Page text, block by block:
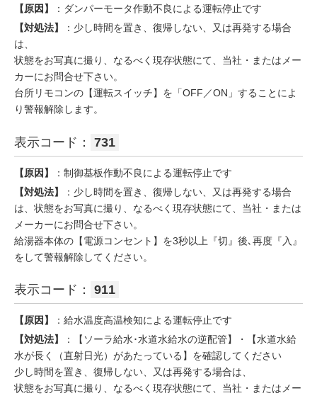
【原因】
：ダンパーモータ作動不良による運転停止です
【対処法】
：少し時間を置き、復帰しない、又は再発する場合
は、
状態をお写真に撮り、なるべく現存状態にて、当社・またはメー
カーにお問合せ下さい。
台所リモコンの【運転スイッチ】を「OFF／ON」することによ
り警報解除します。
表示コード： 731
【原因】
：制御基板作動不良による運転停止です
【対処法】
：少し時間を置き、復帰しない、又は再発する場合
は、状態をお写真に撮り、なるべく現存状態にて、当社・または
メーカーにお問合せ下さい。
給湯器本体の【電源コンセント】を3秒以上『切』後､再度『入』
をして警報解除してください。
表示コード： 911
【原因】
：給水温度高温検知による運転停止です
【対処法】
：【ソーラ給水･水道水給水の逆配管】・【水道水給
水が長く（直射日光）があたっている】を確認してください
少し時間を置き、復帰しない、又は再発する場合は、
状態をお写真に撮り、なるべく現存状態にて、当社・またはメー